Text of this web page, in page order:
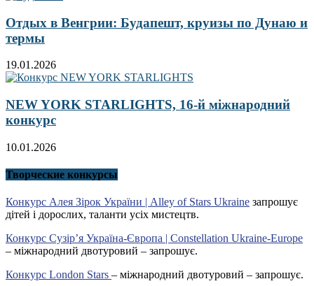
Отдых в Венгрии: Будапешт, круизы по Дунаю и
термы
19.01.2026
NEW YORK STARLIGHTS, 16-й міжнародний
конкурс
10.01.2026
Творческие конкурсы
Конкурс Алея Зірок України | Alley of Stars Ukraine запрошує
дітей і дорослих, таланти усіх мистецтв.
Конкурс Сузір’я Україна-Європа | Constellation Ukraine-Europe
– міжнародний двотуровий – запрошує.
Конкурс London Stars – міжнародний двотуровий – запрошує.